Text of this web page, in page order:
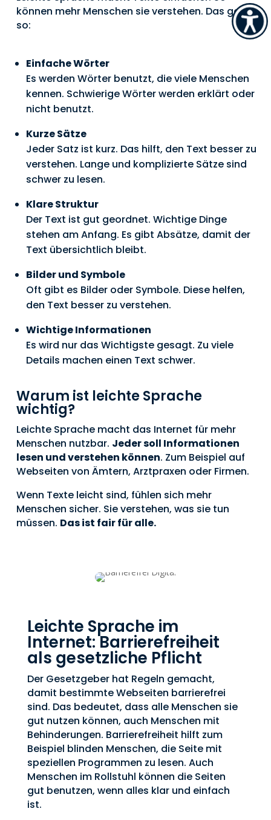
können mehr Menschen sie verstehen. Das geht
so:
Einfache Wörter
Es werden Wörter benutzt, die viele Menschen
kennen. Schwierige Wörter werden erklärt oder
nicht benutzt.
Kurze Sätze
Jeder Satz ist kurz. Das hilft, den Text besser zu
verstehen. Lange und komplizierte Sätze sind
schwer zu lesen.
Klare Struktur
Der Text ist gut geordnet. Wichtige Dinge
stehen am Anfang. Es gibt Absätze, damit der
Text übersichtlich bleibt.
Bilder und Symbole
Oft gibt es Bilder oder Symbole. Diese helfen,
den Text besser zu verstehen.
Wichtige Informationen
Es wird nur das Wichtigste gesagt. Zu viele
Details machen einen Text schwer.
Warum ist leichte Sprache
wichtig?
Leichte Sprache macht das Internet für mehr
Menschen nutzbar. Jeder soll Informationen
lesen und verstehen können. Zum Beispiel auf
Webseiten von Ämtern, Arztpraxen oder Firmen.
Wenn Texte leicht sind, fühlen sich mehr
Menschen sicher. Sie verstehen, was sie tun
müssen. Das ist fair für alle.
Leichte Sprache im
Internet: Barrierefreiheit
als gesetzliche Pflicht
Der Gesetzgeber hat Regeln gemacht,
damit bestimmte Webseiten barrierefrei
sind. Das bedeutet, dass alle Menschen sie
gut nutzen können, auch Menschen mit
Behinderungen. Barrierefreiheit hilft zum
Beispiel blinden Menschen, die Seite mit
speziellen Programmen zu lesen. Auch
Menschen im Rollstuhl können die Seiten
gut benutzen, wenn alles klar und einfach
ist.